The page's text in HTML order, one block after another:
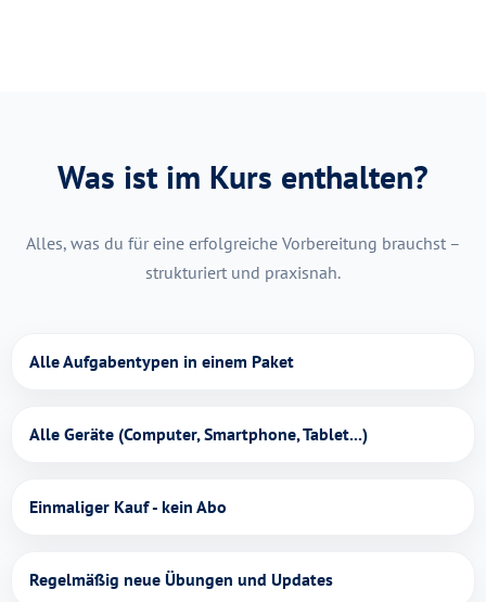
Was ist im Kurs enthalten?
Alles, was du für eine erfolgreiche Vorbereitung brauchst –
strukturiert und praxisnah.
Alle Aufgabentypen in einem Paket
Alle Geräte (Computer, Smartphone, Tablet...)
Einmaliger Kauf - kein Abo
Regelmäßig neue Übungen und Updates